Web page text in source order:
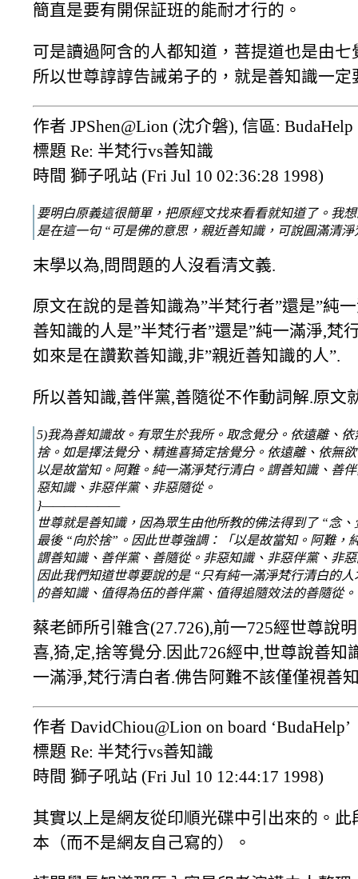
簡直是要有開保証班的能耐才行的。
可是讀過阿含的人都知道，菩提道也是由
所以世尊諄諄告誡弟子的，就是善知識一
作者 JPShen@Lion (沈介磐), 信區: BudaHelp
標題 Re: 半梵行vs善知識
時間 獅子吼站 (Fri Jul 10 02:36:28 1998)
要明白原義這很簡單，把原經文找來看看就知道了。我
是在這一句 “可是佛的意思，親近善知識，可說圓滿清
末學以為,問問題的人沒看清文義.
原文在說的是善知識為”半梵行者”還是”純
善知識的人是”半梵行者”還是”純一滿淨,梵
如來是在讚歎善知識,非”親近善知識的人”.
所以善知識,善伴黨,善隨從不作動詞解.原文
5)我為善知識故。有眾生於我所。取念覺分。依遠離、
捨。如是擇法覺分、精進喜猗定捨覺分。依遠離、依無
以是故當知。阿難。純一滿淨梵行清白。謂善知識、善
惡知識、非惡伴黨、非惡隨從。
}———————
世尊就是善知識，因為眾生由他所教的佛法得到了 “念
最後 “向於捨”。因此世尊強調：「以是故當知。阿難，
謂善知識、善伴黨、善隨從。非惡知識、非惡伴黨、非
因此我們知道世尊要說的是 “只有純一滿淨梵行清白的
的善知識、值得為伍的善伴黨、值得追隨效法的善隨從
蔡老師所引雜含(27.726),前一725經世尊說
喜,猗,定,捨等覺分.因此726經中,世尊說善
一滿淨,梵行清白者.佛告阿難不該僅僅視善
作者 DavidChiou@Lion on board ‘BudaHelp’
標題 Re: 半梵行vs善知識
時間 獅子吼站 (Fri Jul 10 12:44:17 1998)
其實以上是網友從印順光碟中引出來的。
本（而不是網友自己寫的）。